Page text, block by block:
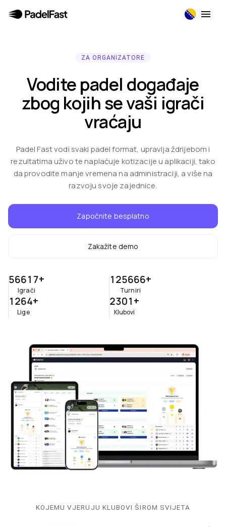
ZA ORGANIZATORE
Vodite padel događaje
zbog kojih se vaši igrači
vraćaju
Padel Fast vodi svaki padel format, upravlja ždrijebom i
rezultatima uživo te naplaćuje kotizacije u aplikaciji, tako
da provodite manje vremena na administraciji, a više na
razvoju svoje zajednice.
Započnite besplatno
Zakažite demo
56617+
Igrači
125666+
Turniri
1264+
Lige
2301+
Klubovi
KOJEMU VJERUJU KLUBOVI ŠIROM SVIJETA